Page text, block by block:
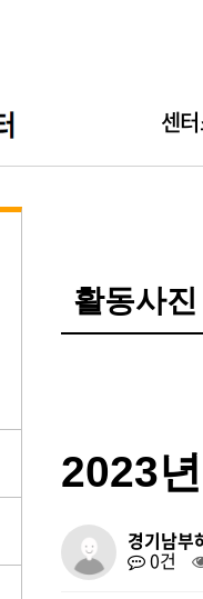
센
직원소개
활동사진
2023
경기남부
0건